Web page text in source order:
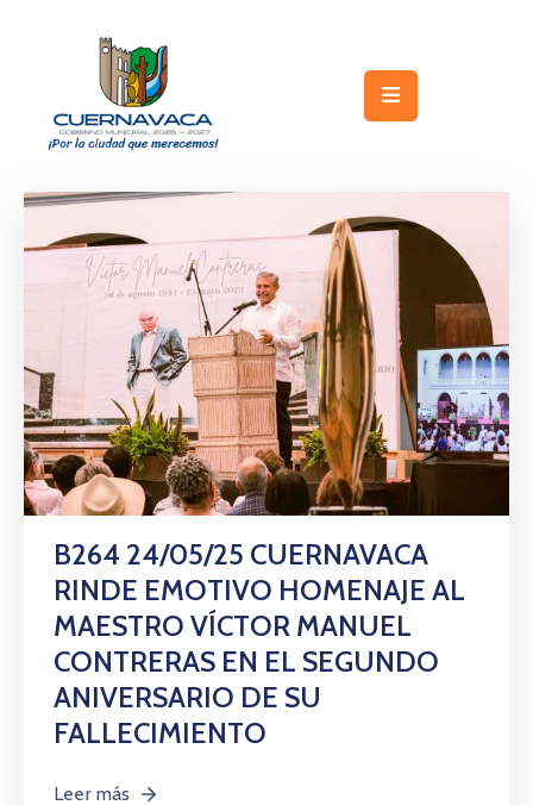
Gobierno
Turismo
Trámites
Licitaciones
Transparencia
Directorio
B264 24/05/25 CUERNAVACA
RINDE EMOTIVO HOMENAJE AL
MAESTRO VÍCTOR MANUEL
CONTRERAS EN EL SEGUNDO
ANIVERSARIO DE SU
FALLECIMIENTO
Leer más